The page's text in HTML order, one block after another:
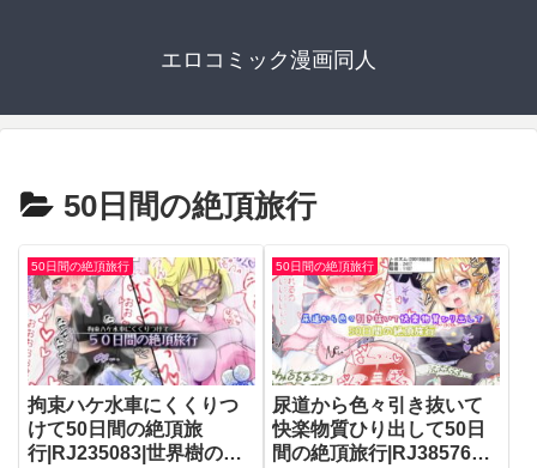
エロコミック漫画同人
50日間の絶頂旅行
50日間の絶頂旅行
拘束ハケ水車にくくりつ
けて50日間の絶頂旅
行|RJ235083|世界樹のめ
50日間の絶頂旅行
尿道から色々引き抜いて
快楽物質ひり出して50日
間の絶頂旅行|RJ385765|